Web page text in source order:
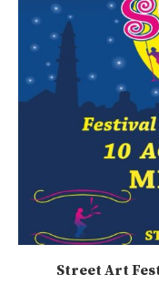
Street Art